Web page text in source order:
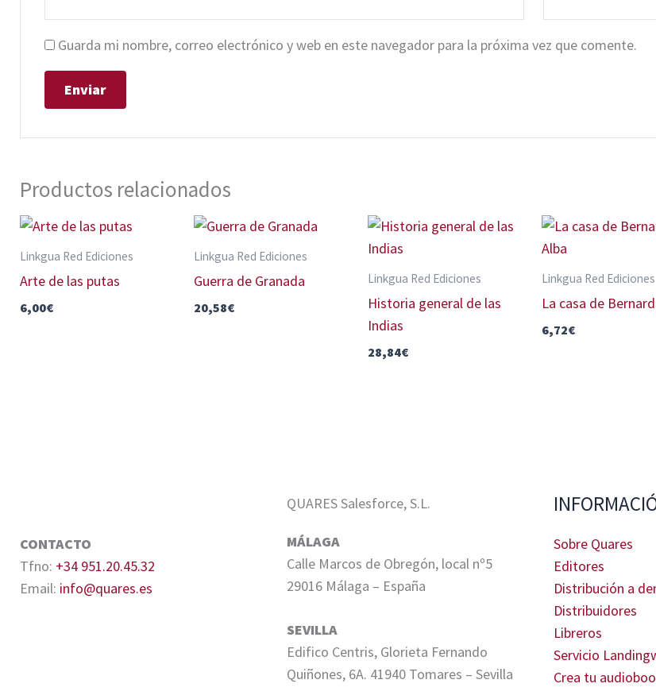
Guarda mi nombre, correo electrónico y web en este navegador para la próxima vez que comente.
Productos relacionados
Linkgua Red Ediciones
Arte de las putas
6,00€
Linkgua Red Ediciones
Guerra de Granada
20,58€
Linkgua Red Ediciones
Historia general de las
Indias
28,84€
Linkgua Red Ediciones
La casa de
6,72€
CONTACTO
Tfno: +34 951.20.45.32
Email: info@quares.es
QUARES Salesforce, S.L.
MÁLAGA
Calle Marcos de Obregón, local nº5
29016 Málaga – España
SEVILLA
Edifico Centris, Glorieta Fernando
Quiñones, 6A. 41940 Tomares – Sevilla
Sobre Quares
Editores
Distribución a
Distribuidores
Libreros
Servicio
Crea tu